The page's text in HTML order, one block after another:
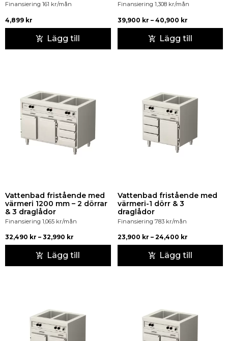
Finansiering 161 kr/mån
4,899 kr
Lägg till
Finansiering 1,308 kr/mån
39,900 kr – 40,900 kr
Lägg till
Vattenbad fristående med
värmeri 1200 mm – 2 dörrar
& 3 draglådor
Finansiering 1,065 kr/mån
32,490 kr – 32,990 kr
Lägg till
Vattenbad fristående med
värmeri-1 dörr & 3
draglådor
Finansiering 783 kr/mån
23,900 kr – 24,400 kr
Lägg till